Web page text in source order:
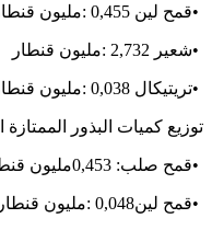
•قمح لين : 0,455مليون
•شعير : 2,732مليون قنطار
•تريتيكال : 0,038مليون
توزيع كميات البذور الممتازة
•قمح صلب: 0,453مليون قنطار
•قمح لين: 0,048مليون قنطار